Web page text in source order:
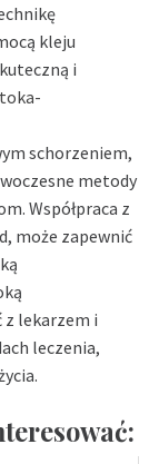
kleju
i
schorzeniem,
metody
Współpraca z
może zapewnić
z lekarzem i
leczenia,